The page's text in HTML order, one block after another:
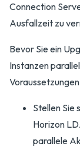
Connection
Ausfallzeit zu
Bevor Sie ein
Instanzen
Stellen Sie
Horizon
parallele